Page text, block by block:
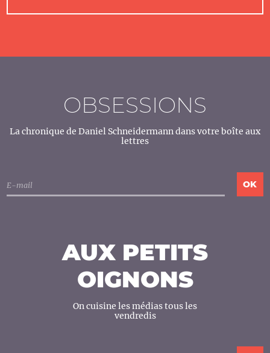
OBSESSIONS
La chronique de Daniel Schneidermann dans votre boîte aux
lettres
AUX PETITS
OIGNONS
On cuisine les médias tous les
vendredis